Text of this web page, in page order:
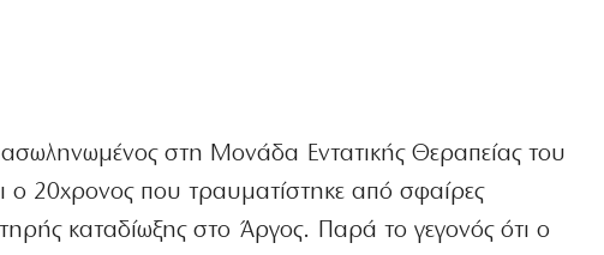
στη Μονάδα Εντατικής Θεραπείας του
ο 20χρονος που τραυματίστηκε από σφαίρες
καταδίωξης στο Άργος. Παρά το γεγονός ότι ο